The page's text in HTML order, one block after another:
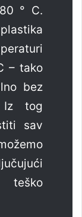
° C.
– tako
bez
Iz tog
sav
teško